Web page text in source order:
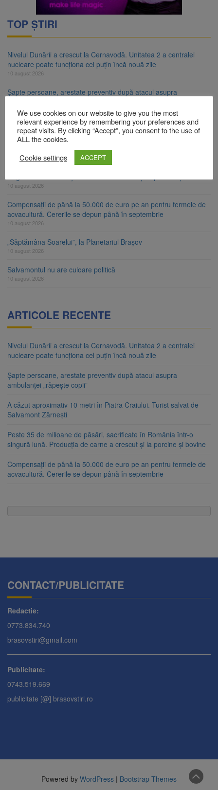
TOP ȘTIRI
Nivelul Dunării a crescut la Cernavodă. Unitatea 2 a centralei
nucleare poate funcționa cel puțin încă nouă zile
10 august 2026
Șapte persoane, arestate preventiv după atacul asupra
10 august 2026
A căzut aproximativ 10 metri în Piatra Craiului. Turist salvat de
Salvamont Zărnești
Peste 35 de milioane de păsări, sacrificate în România într-o
10 august 2026
Compensații de până la 50.000 de euro pe an pentru fermele de
acvacultură. Cererile se depun până în septembrie
10 august 2026
„Săptămâna Soarelui”, la Planetariul Brașov
10 august 2026
Salvamontul nu are culoare politică
10 august 2026
ARTICOLE RECENTE
Nivelul Dunării a crescut la Cernavodă. Unitatea 2 a centralei
nucleare poate funcționa cel puțin încă nouă zile
Șapte persoane, arestate preventiv după atacul asupra
ambulanței „răpește copii”
A căzut aproximativ 10 metri în Piatra Craiului. Turist salvat de
Salvamont Zărnești
Peste 35 de milioane de păsări, sacrificate în România într-o
singură lună. Producția de carne a crescut și la porcine și bovine
Compensații de până la 50.000 de euro pe an pentru fermele de
acvacultură. Cererile se depun până în septembrie
CONTACT/PUBLICITATE
Redactie:
0773.834.740
brasovstiri@gmail.com
Publicitate:
0743.519.669
publicitate [@] brasovstiri.ro
Powered by WordPress | Bootstrap Themes
We use cookies on our website to give you the most
relevant experience by remembering your preferences and
repeat visits. By clicking “Accept”, you consent to the use of
ALL the cookies.
Cookie settings
ACCEPT